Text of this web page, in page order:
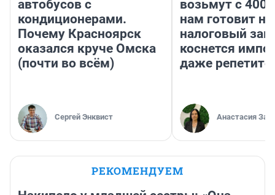
автобусов с
кондиционерами.
Почему Красноярск
оказался круче Омска
(почти во всём)
Сергей Энквист
возьмут с
нам готовит
налоговый
коснется
даже
Анастасия
РЕКОМЕНДУЕМ